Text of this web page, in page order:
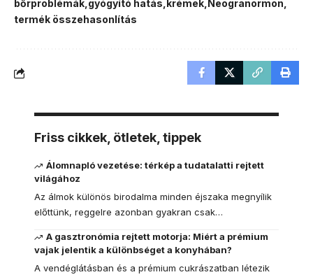
bőrproblémák gyógyító hatás krémek Neogranormon
termék összehasonlítás
Friss cikkek, ötletek, tippek
Álomnapló vezetése: térkép a tudatalatti rejtett
világához
Az álmok különös birodalma minden éjszaka megnyílik
előttünk, reggelre azonban gyakran csak…
A gasztronómia rejtett motorja: Miért a prémium
vajak jelentik a különbséget a konyhában?
A vendéglátásban és a prémium cukrászatban létezik